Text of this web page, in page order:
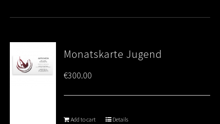
Monatskarte Jugend
€300.00
Add to cart Details